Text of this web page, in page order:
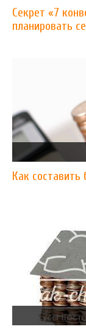
Секрет «7
планировать
Как